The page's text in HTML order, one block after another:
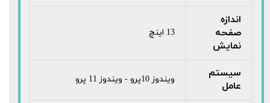
اندازه
صفحه
نمایش
13 اینچ
سیستم
عامل
ویندوز 10پرو - ویندوز 11 پرو